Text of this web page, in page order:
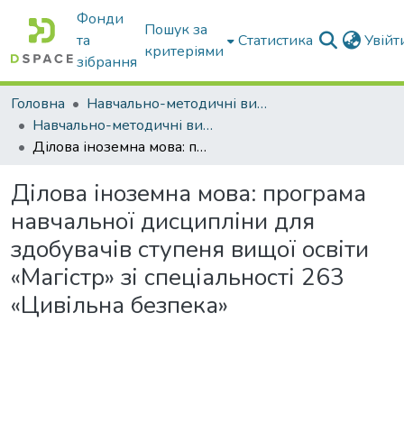
Фонди
та
зібрання
Пошук за
критеріями
Статистика
Головна
Навчально-методичні видання
Навчально-методичні видання
Ділова іноземна мова: програма навчальної дисципліни для здобувачів ступеня вищої освіти «Магістр» зі спеціальності 263 «Цивільна безпека»
Ділова іноземна мова: програма
навчальної дисципліни для
здобувачів ступеня вищої освіти
«Магістр» зі спеціальності 263
«Цивільна безпека»